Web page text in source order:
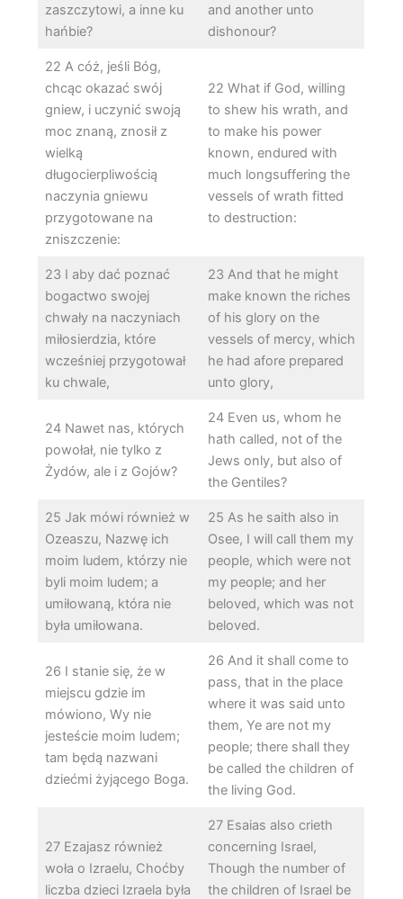
zaszczytowi, a inne ku
hańbie?
and another unto
dishonour?
22 A cóż, jeśli Bóg,
chcąc okazać swój
gniew, i uczynić swoją
moc znaną, znosił z
wielką
długocierpliwością
naczynia gniewu
przygotowane na
zniszczenie:
22 What if God, willing
to shew his wrath, and
to make his power
known, endured with
much longsuffering the
vessels of wrath fitted
to destruction:
23 I aby dać poznać
bogactwo swojej
chwały na naczyniach
miłosierdzia, które
wcześniej przygotował
ku chwale,
23 And that he might
make known the riches
of his glory on the
vessels of mercy, which
he had afore prepared
unto glory,
24 Nawet nas, których
powołał, nie tylko z
Żydów, ale i z Gojów?
24 Even us, whom he
hath called, not of the
Jews only, but also of
the Gentiles?
25 Jak mówi również w
Ozeaszu, Nazwę ich
moim ludem, którzy nie
byli moim ludem; a
umiłowaną, która nie
była umiłowana.
25 As he saith also in
Osee, I will call them my
people, which were not
my people; and her
beloved, which was not
beloved.
26 I stanie się, że w
miejscu gdzie im
mówiono, Wy nie
jesteście moim ludem;
tam będą nazwani
dziećmi żyjącego Boga.
26 And it shall come to
pass, that in the place
where it was said unto
them, Ye are not my
people; there shall they
be called the children of
the living God.
27 Ezajasz również
woła o Izraelu, Choćby
liczba dzieci Izraela była
27 Esaias also crieth
concerning Israel,
Though the number of
the children of Israel be